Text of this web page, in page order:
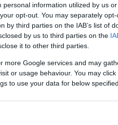
information utilized by us
opt-out. You may separately
by third parties on the IAB’s list of
by us to third parties on the
it to other third parties.
more Google services and may
or usage behaviour. You may
to use your data for below
abszolválta. A hét
mindehhez pedig
látványos
a távozás mellett